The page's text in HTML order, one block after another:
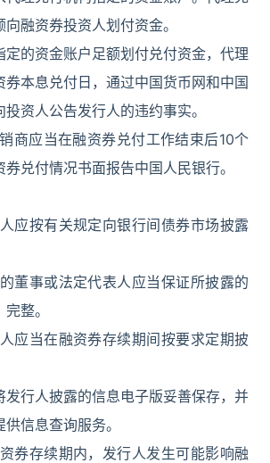
融资券投资人划付资金。
定的资金账户足额划付兑付资金，代理
券本息兑付日，通过中国货币网和中国
资人公告发行人的违约事实。
商应当在融资券兑付工作结束后10个
兑付情况书面报告中国人民银行。
应按有关规定向银行间债券市场披露
董事或法定代表人应当保证所披露的
整。
应当在融资券存续期间按要求定期披
发行人披露的信息电子版妥善保存，并
信息查询服务。
券存续期内，发行人发生可能影响融